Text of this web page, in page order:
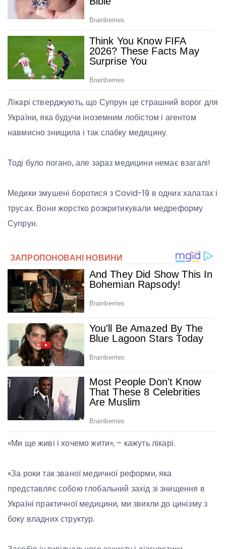
Лікарі стверджують, що Супрун це страшний ворог для
України, яка будучи іноземним лобістом і агентом
навмисно знищила і так слабку медицину.
Тоді було погано, але зараз медицини немає взагалі!
Медики змушені боротися з Covid-19 в одних халатах і
трусах. Вони жорстко розкритикували медреформу
Супрун.
«Ми ще живі і хочемо жити», – кажуть лікарі.
«За роки так званої медичної реформи, яка
представляє собою глобальний захід зі знищення в
Україні практичної медицини, ми звикли до цинізму з
боку владних структур.